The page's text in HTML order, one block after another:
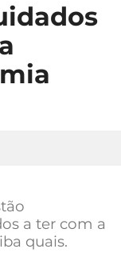
a ter com a
quais.